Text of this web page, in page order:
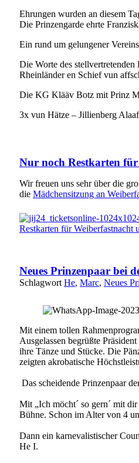
Ehrungen wurden an diesem
Die Prinzengarde ehrte
Ein rund um gelungener
Die Worte des
Rheinländer en Schief vun
Die KG Klääv Botz mit Prinz
3x vun Hätze – Jillienberg
Nur noch Restkarten
Wir freuen uns sehr über die
die Mädchensitzung an
Neues Prinzenpaar bei
Schlagwort He, Marc, Neues
Mit einem tollen
Ausgelassen begrüßte
ihre Tänze und Stücke. Die
zeigten akrobatische
Das scheidende Prinzenpaar
Mit „Ich möcht´ so gern´ mit
Bühne. Schon im Alter von 4
Dann ein karnevalistischer
He I.